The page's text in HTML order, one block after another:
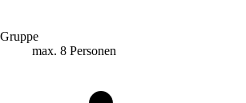
Gruppe
max. 8 Personen